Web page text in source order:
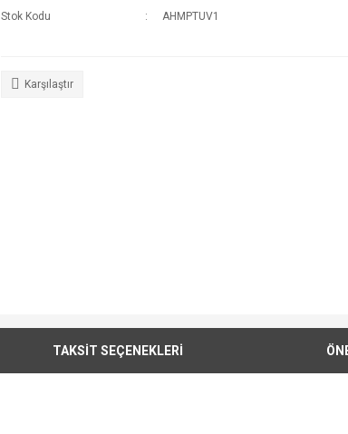
Stok Kodu
AHMPTUV1
Karşılaştır
TAKSİT SEÇENEKLERİ